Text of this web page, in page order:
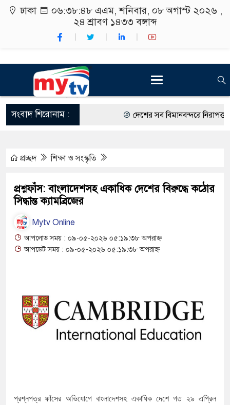
ঢাকা ০৬:৩৮:৪৯ এএম, শনিবার, ০৮ অগাস্ট ২০২৬ ,
২৪ শ্রাবণ ১৪৩৩ বঙ্গাব্দ
সংবাদ শিরোনাম : দেশের সব বিমানবন্দরে নিরাপত্তা
কর্মসূচীর শুভসূচনা।
থাকায় বিক্রিতে নিষেধাজ্ঞা
‘গুলশানের চামেলি’তে ভিন্ন রূপে
যৌনকর্মীর দালাল চরিত্রে
‘স্কুটি নাকি গোল্ড?’ ক্যাম্পেইনের
প্রচ্ছদ শিক্ষা ও সংস্কৃতি
প্রশ্নফাঁস: বাংলাদেশসহ একাধিক দেশের বিরুদ্ধে কঠোর
সিদ্ধান্ত ক্যামব্রিজের
Mytv Online
আপলোড সময় : ০৯-০৫-২০২৬ ০৫:১৯:৩৮ অপরাহ্ন
আপডেট সময় : ০৯-০৫-২০২৬ ০৫:১৯:৩৮ অপরাহ্ন
প্রশ্নপত্র ফাঁসের অভিযোগে বাংলাদেশসহ একাধিক দেশে গত ২৯ এপ্রিল